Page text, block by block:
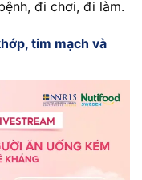
đi chơi, đi làm.
tim mạch và